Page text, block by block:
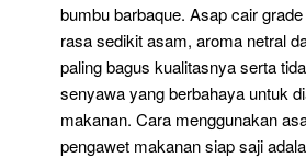
bumbu barbaque. Asap cair
rasa sedikit asam, aroma netral
paling bagus kualitasnya serta
senyawa yang berbahaya untuk
makanan. Cara menggunakan
pengawet makanan siap saji